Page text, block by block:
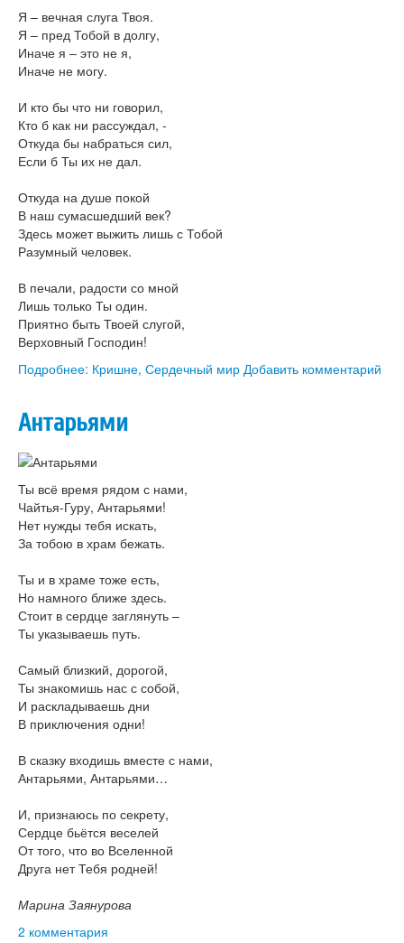
Книги
Аудио
Видео
Наши контакты
Помощь Швета Двипе
Я – вечная слуга Твоя.
Я – пред Тобой в долгу,
Иначе я – это не я,
Иначе не могу.
И кто бы что ни говорил,
Кто б как ни рассуждал, -
Откуда бы набраться сил,
Если б Ты их не дал.
Откуда на душе покой
В наш сумасшедший век?
Здесь может выжить лишь с Тобой
Разумный человек.
В печали, радости со мной
Лишь только Ты один.
Приятно быть Твоей слугой,
Верховный Господин!
Подробнее: Кришне, Сердечный мир Добавить комментарий
Антарьями
Ты всё время рядом с нами,
Чайтья-Гуру, Антарьями!
Нет нужды тебя искать,
За тобою в храм бежать.
Ты и в храме тоже есть,
Но намного ближе здесь.
Стоит в сердце заглянуть –
Ты указываешь путь.
Самый близкий, дорогой,
Ты знакомишь нас с собой,
И раскладываешь дни
В приключения одни!
В сказку входишь вместе с нами,
Антарьями, Антарьями…
И, признаюсь по секрету,
Сердце бьётся веселей
От того, что во Вселенной
Друга нет Тебя родней!
Марина Заянурова
2 комментария